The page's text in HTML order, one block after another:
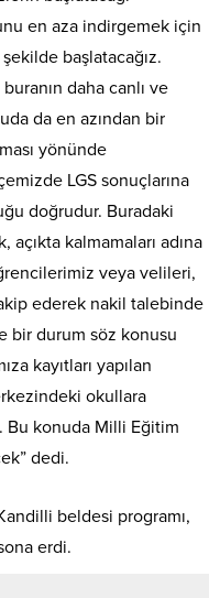
en aza indirgemek için
şekilde başlatacağız.
daha canlı ve
da en azından bir
yönünde
LGS sonuçlarına
doğrudur. Buradaki
açıkta kalmamaları adına
veya velileri,
ederek nakil talebinde
bir durum söz konusu
kayıtları yapılan
okullara
Bu konuda Milli Eğitim
dedi.
beldesi programı,
erdi.